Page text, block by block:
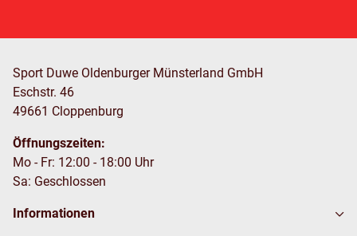
Sport Duwe Oldenburger Münsterland GmbH
Eschstr. 46
49661 Cloppenburg
Öffnungszeiten:
Mo - Fr: 12:00 - 18:00 Uhr
Sa: Geschlossen
Informationen